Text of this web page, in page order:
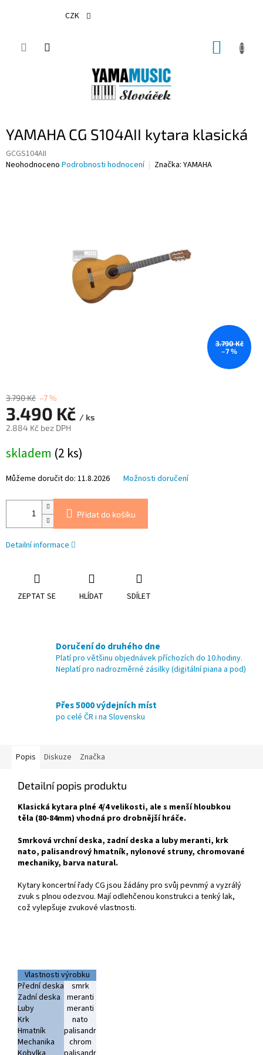
CZK
YAMAHA CG S104AII kytara klasická
GCGS104AII
Průměrné
Neohodnoceno Podrobnosti hodnocení Značka: YAMAHA
3.790 Kč
–7 %
3.790 Kč –7 %
3.490 Kč / ks
2.884 Kč bez DPH
cena:
skladem (2 ks)
Můžeme doručit do: 11.8.2026 Možnosti doručení
Přidat do košíku
Detailní informace
ZEPTAT SE HLÍDAT SDÍLET
Doručení do druhého dne
Platí pro většinu objednávek příchozích do 10.hodiny.
Neplatí pro nadrozměrné zásilky (digitální piana a pod)
Přes 5000 výdejních míst
po celé ČR i na Slovensku
Popis Diskuze Značka
Detailní popis produktu
Klasická kytara plné 4/4 velikosti, ale s menší hloubkou
těla (80-84mm) vhodná pro drobnější hráče.
Smrková vrchní deska, zadní deska a luby meranti, krk
nato, palisandrový hmatník, nylonové struny, chromované
mechaniky, barva natural.
Kytary koncertní řady CG jsou žádány pro svůj pevnmý a vyzrálý
zvuk s plnou odezvou. Mají odlehčenou konstrukci a tenký lak,
což vylepšuje zvukové vlastnosti.
Vlastnosti výrobku
Přední deska
smrk
Zadní deska meranti
Luby
meranti
Krk
nato
Hmatník
palisandr
Mechanika
chrom